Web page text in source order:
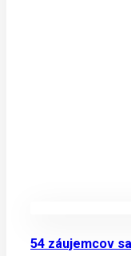
54 záujemcov